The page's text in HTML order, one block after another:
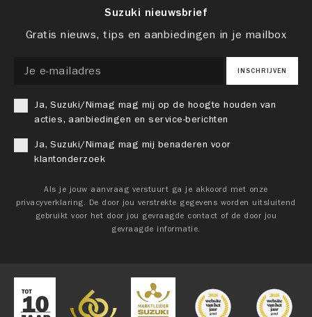
Suzuki nieuwsbrief
Gratis nieuws, tips en aanbiedingen in je mailbox
INSCHRIJVEN
Ja, Suzuki/Nimag mag mij op de hoogte houden van
acties, aanbiedingen en service-berichten
Ja, Suzuki/Nimag mag mij benaderen voor
klantonderzoek
Als je jouw aanvraag verstuurt ga je akkoord met onze
privacyverklaring. De door jou verstrekte gegevens worden uitsluitend
gebruikt voor het door jou gevraagde contact of de door jou
gevraagde informatie.